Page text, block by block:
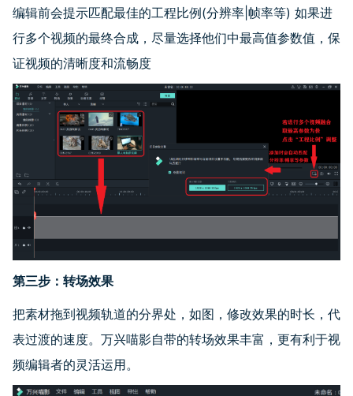
编辑前会提示匹配最佳的工程比例(分辨率|帧率等) 如果进
行多个视频的最终合成，尽量选择他们中最高值参数值，保
证视频的清晰度和流畅度
第三步：转场效果
把素材拖到视频轨道的分界处，如图，修改效果的时长，代
表过渡的速度。万兴喵影自带的转场效果丰富，更有利于视
频编辑者的灵活运用。